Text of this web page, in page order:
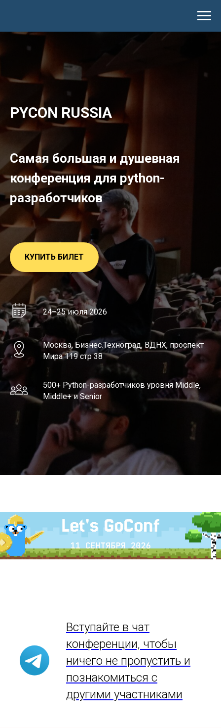
PYCON RUSSIA
Самая большая и душевная
конференция для python-
разработчиков
КУПИТЬ БИЛЕТ
24–25 июля 2026
Москва, Бизнес.Техноград, ВДНХ, проспект
Мира 119 стр 38
500+ Python-разработчиков уровня Middle,
Middle+ и Senior
Вступайте в чат
конференции, чтобы
ничего не пропустить и
познакомиться с
другими участниками